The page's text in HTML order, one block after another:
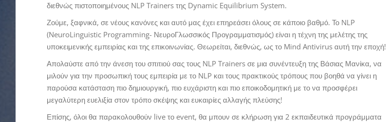
διεθνώς πιστοποιημένους NLP Trainers της Dynamic Equilibrium System.
Ζούμε, ξαφνικά, σε νέους κανόνες και αυτό μας έχει επηρεάσει όλους σε κάποιο βαθμό. Το NLP
(NeuroLinguistic Programming- ΝευροΓλωσσικός Προγραμματισμός) είναι η τέχνη της μελέτης της
υποκειμενικής εμπειρίας και της επικοινωνίας. Θεωρείται, διεθνώς, ως το Mind Antivirus αυτή την εποχή!
Απολαύστε από την άνεση του σπιτιού σας τους NLP Trainers σε μια συνέντευξη της Βάσιας Μανίκα, να
μιλούν για την προσωπική τους εμπειρία με το NLP και τους πρακτικούς τρόπους που βοηθά να γίνει η
παρούσα κατάσταση πιο δημιουργική, πιο ευχάριστη και πιο εποικοδομητική με το να προσφέρει
μεγαλύτερη ευελιξία στον τρόπο σκέψης και ευκαιρίες αλλαγής πλεύσης!
Επίσης, όλοι θα παρακολουθούν live το event, θα μπουν σε κλήρωση για 2 εκπαιδευτικά προγράμματα